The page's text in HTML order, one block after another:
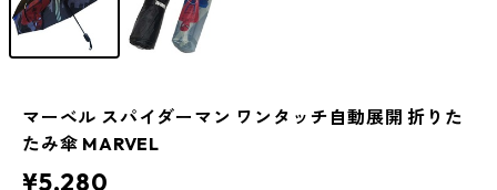
マーベル スパイダーマン ワンタッチ自動展開 折りた
たみ傘 MARVEL
¥5,280